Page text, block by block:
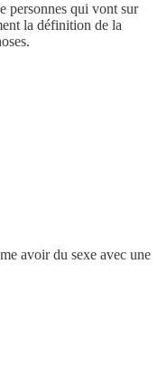
personnes qui vont sur
la définition de la
avoir du sexe avec une